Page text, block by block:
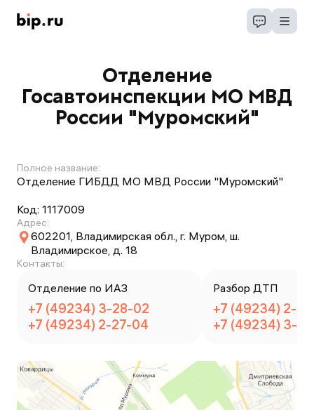
Отделение
Госавтоинспекции МО МВД
России "Муромский"
Полное название:
Отделение ГИБДД МО МВД России "Муромский"
Код: 1117009
Адрес:
602201, Владимирская обл., г. Муром, ш.
Владимирское, д. 18
Контакты:
Отделение по ИАЗ
+7 (49234) 3-28-02
+7 (49234) 2-27-04
Разбор ДТП
+7 (49234) 2-
+7 (49234) 3-